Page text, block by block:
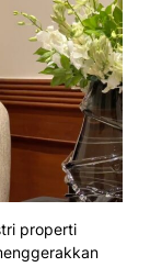
properti